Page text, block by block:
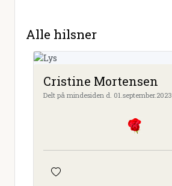
Alle hilsner
Cristine Mortensen
Delt på mindesiden d. 01.september.2023